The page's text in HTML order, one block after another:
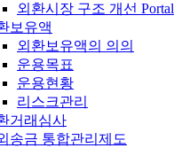
외환시장 구조 개선 Portal
보유액
외환보유액의 의의
운용목표
운용현황
리스크관리
거래심사
송금 통합관리제도